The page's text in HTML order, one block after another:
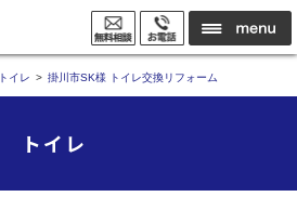
トイレ 掛川市SK様 トイレ交換リフォーム
トイレ